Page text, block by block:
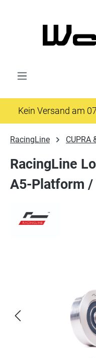
Kein Versand am
RacingLine CUPRA
RacingLine
A5-Platform /